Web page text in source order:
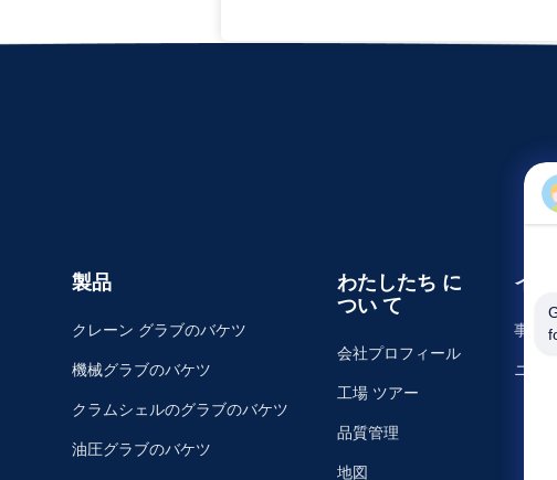
製品
クレーン グラブのバケツ
機械グラブのバケツ
クラムシェルのグラブのバケツ
油圧グラブのバケツ
わたしたち に
つい て
会社プロフィール
工場 ツアー
品質管理
地図
イベ
事件
ニュー